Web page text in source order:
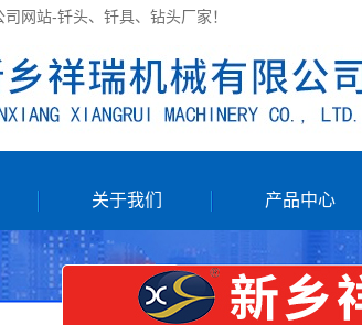
网站-钎头、钎具、钻头厂家！
关于我们
公司简介
联系我们
产品中心
钻杆